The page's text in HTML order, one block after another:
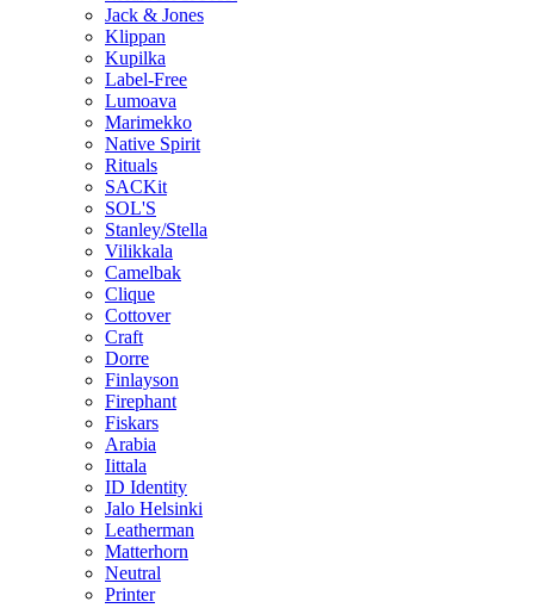
Jack & Jones
Klippan
Kupilka
Label-Free
Lumoava
Marimekko
Native Spirit
Rituals
SACKit
SOL'S
Stanley/Stella
Vilikkala
Camelbak
Clique
Cottover
Craft
Dorre
Finlayson
Firephant
Fiskars
Arabia
Iittala
ID Identity
Jalo Helsinki
Leatherman
Matterhorn
Neutral
Printer